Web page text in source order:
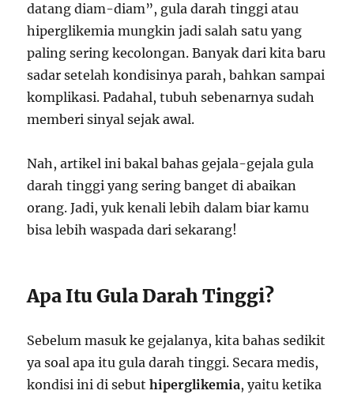
datang diam-diam”, gula darah tinggi atau
hiperglikemia mungkin jadi salah satu yang
paling sering kecolongan. Banyak dari kita baru
sadar setelah kondisinya parah, bahkan sampai
komplikasi. Padahal, tubuh sebenarnya sudah
memberi sinyal sejak awal.
Nah, artikel ini bakal bahas gejala-gejala gula
darah tinggi yang sering banget di abaikan
orang. Jadi, yuk kenali lebih dalam biar kamu
bisa lebih waspada dari sekarang!
Apa Itu Gula Darah Tinggi?
Sebelum masuk ke gejalanya, kita bahas sedikit
ya soal apa itu gula darah tinggi. Secara medis,
kondisi ini di sebuthiperglikemia, yaitu ketika